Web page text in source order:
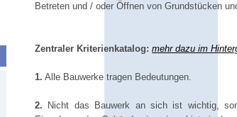
Betreten und / oder Öffnen von Grundstücken
Zentraler Kriterienkatalog: mehr dazu im
1. Alle Bauwerke tragen Bedeutungen.
2.
Nicht das Bauwerk an sich ist wichtig,